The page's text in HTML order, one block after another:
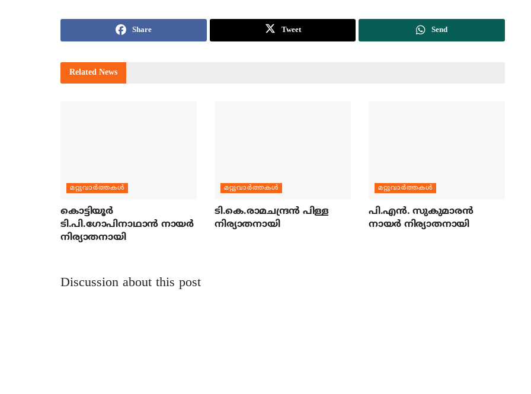
Share Tweet Send
Related News
മറ്റുവാര്‍ത്തകള്‍
കൊട്ടിയൂര്‍
ടി.പി.ഗോപിനാഥാന്‍ നായര്‍
നിര്യാതനായി
മറ്റുവാര്‍ത്തകള്‍
ടി.കെ.രാമചന്ദ്രന്‍ പിള്ള
നിര്യാതനായി
മറ്റുവാര്‍ത്തകള്‍
പി.എന്‍. സുകുമാരന്‍
നായര്‍ നിര്യാതനായി
Discussion about this post